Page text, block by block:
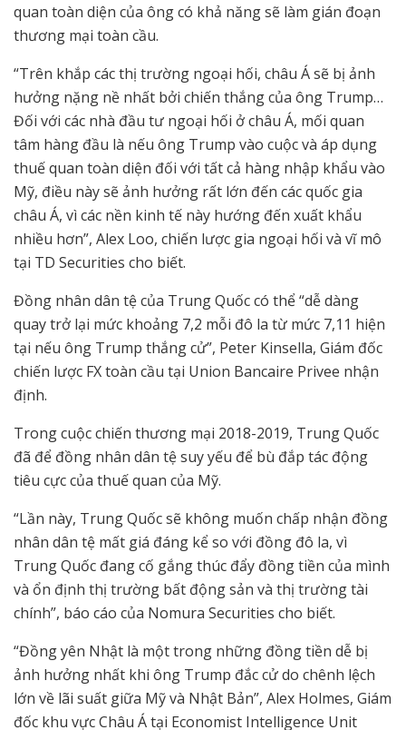
quan toàn diện của ông có khả năng sẽ làm gián đoạn
thương mại toàn cầu.
“Trên khắp các thị trường ngoại hối, châu Á sẽ bị ảnh
hưởng nặng nề nhất bởi chiến thắng của ông Trump…
Đối với các nhà đầu tư ngoại hối ở châu Á, mối quan
tâm hàng đầu là nếu ông Trump vào cuộc và áp dụng
thuế quan toàn diện đối với tất cả hàng nhập khẩu vào
Mỹ, điều này sẽ ảnh hưởng rất lớn đến các quốc gia
châu Á, vì các nền kinh tế này hướng đến xuất khẩu
nhiều hơn”, Alex Loo, chiến lược gia ngoại hối và vĩ mô
tại TD Securities cho biết.
Đồng nhân dân tệ của Trung Quốc có thể “dễ dàng
quay trở lại mức khoảng 7,2 mỗi đô la từ mức 7,11 hiện
tại nếu ông Trump thắng cử”, Peter Kinsella, Giám đốc
chiến lược FX toàn cầu tại Union Bancaire Privee nhận
định.
Trong cuộc chiến thương mại 2018-2019, Trung Quốc
đã để đồng nhân dân tệ suy yếu để bù đắp tác động
tiêu cực của thuế quan của Mỹ.
“Lần này, Trung Quốc sẽ không muốn chấp nhận đồng
nhân dân tệ mất giá đáng kể so với đồng đô la, vì
Trung Quốc đang cố gắng thúc đẩy đồng tiền của mình
và ổn định thị trường bất động sản và thị trường tài
chính”, báo cáo của Nomura Securities cho biết.
“Đồng yên Nhật là một trong những đồng tiền dễ bị
ảnh hưởng nhất khi ông Trump đắc cử do chênh lệch
lớn về lãi suất giữa Mỹ và Nhật Bản”, Alex Holmes, Giám
đốc khu vực Châu Á tại Economist Intelligence Unit